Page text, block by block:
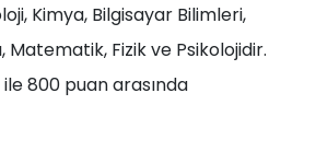
Kimya, Bilgisayar Bilimleri,
Matematik, Fizik ve Psikolojidir.
ile 800 puan arasında